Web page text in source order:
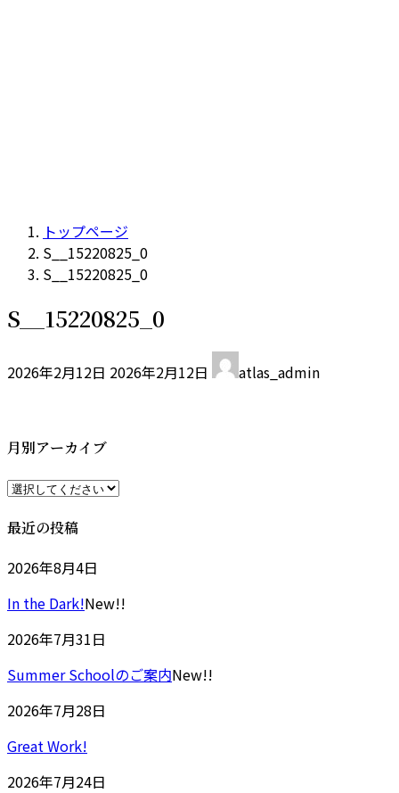
トップページ
S__15220825_0
S__15220825_0
S__15220825_0
2026年2月12日 終
:
2026年2月12日 atlas_admin
月別アーカイブ
最近の投稿
2026年8月4日
In the Dark!New!!
2026年7月31日
Summer Schoolのご案内New!!
2026年7月28日
Great Work!
2026年7月24日